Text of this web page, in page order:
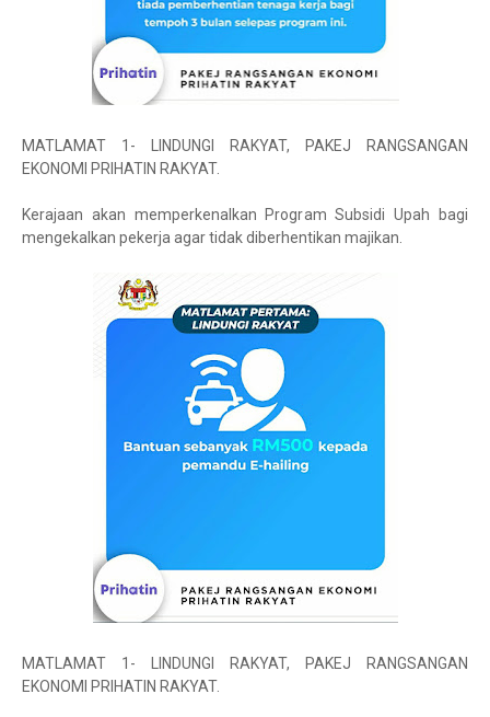
MATLAMAT 1- LINDUNGI RAKYAT, PAKEJ RANGSANGAN
EKONOMI PRIHATIN RAKYAT.
Kerajaan akan memperkenalkan Program Subsidi Upah bagi
mengekalkan pekerja agar tidak diberhentikan majikan.
MATLAMAT 1- LINDUNGI RAKYAT, PAKEJ RANGSANGAN
EKONOMI PRIHATIN RAKYAT.